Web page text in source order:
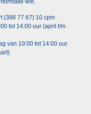
wilt.
(386 77 67) 10 cpm
tot 14:00 uur (april t/m
van 10:00 tot 14:00 uur